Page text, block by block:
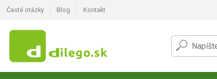
Časté otázky Blog Kontakt